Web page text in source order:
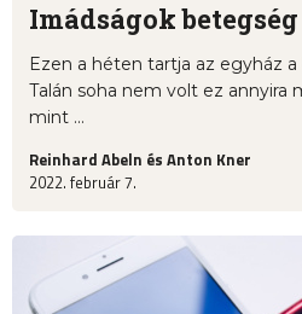
Imádságok
Ezen a héten tartja az egyház
Talán soha nem volt ez annyira
mint ...
Reinhard Abeln és Anton Kner
2022. február 7.